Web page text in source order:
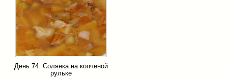
День 74. Солянка на копченой
рульке